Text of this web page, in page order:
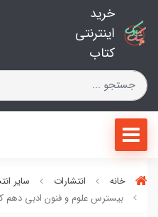
خرید
اینترنتی
کتاب
خانه انتشارات سایر
بیسترس علوم و فنون ادبی دهم